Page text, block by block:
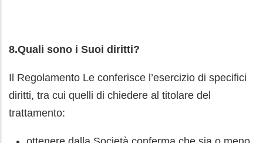
8.Quali sono i Suoi diritti?
Il Regolamento Le conferisce l’esercizio di specifici
diritti, tra cui quelli di chiedere al titolare del
trattamento: